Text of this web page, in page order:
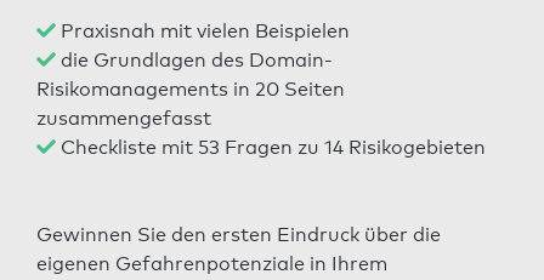
Praxisnah mit vielen Beispielen
die Grundlagen des Domain-
Risikomanagements in 20 Seiten
zusammengefasst
Checkliste mit 53 Fragen zu 14 Risikogebieten
Gewinnen Sie den ersten Eindruck über die
eigenen Gefahrenpotenziale in Ihrem